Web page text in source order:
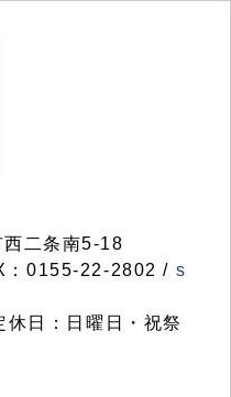
二条南5-18
：0155-22-2802 / s
日：日曜日・祝祭